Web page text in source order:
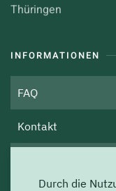
Thüringen
INFORMATIONEN
FAQ
Kontakt
Durch die